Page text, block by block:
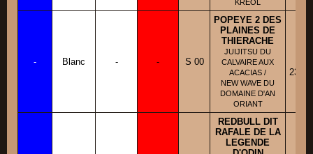
KREOL
- Blanc - - S 00
POPEYE 2 DES
PLAINES DE
THIERACHE
JUIJITSU DU
CALVAIRE AUX
ACACIAS /
NEW WAVE DU
DOMAINE D'AN
ORIANT
23/
REDBULL DIT
RAFALE DE LA
LEGENDE